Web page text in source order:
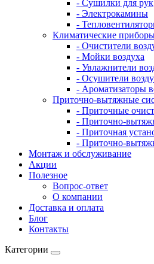
- Сушилки для рук
- Электрокамины
-
Климатические
- Очистители
- Мойки воздуха
- Увлажнители
- Осушители
- Ароматизаторы
Приточно-вытяжные
- Приточные
- Приточно-
- Приточная
- Приточно-
Монтаж и обслуживание
Акции
Полезное
Вопрос-ответ
О компании
Доставка и оплата
Блог
Контакты
Категории